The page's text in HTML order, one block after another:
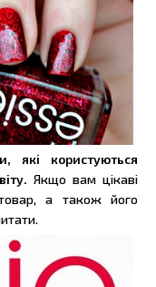
які користуються
Якщо вам цікаві
а також його